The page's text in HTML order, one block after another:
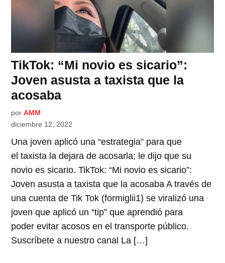
TikTok: “Mi novio es sicario”:
Joven asusta a taxista que la
acosaba
por AMM
diciembre 12, 2022
Una joven aplicó una “estrategia” para que
el taxista la dejara de acosarla; le dijo que su
novio es sicario. TikTok: “Mi novio es sicario”:
Joven asusta a taxista que la acosaba A través de
una cuenta de Tik Tok (formiglii1) se viralizó una
joven que aplicó un “tip” que aprendió para
poder evitar acosos en el transporte público.
Suscríbete a nuestro canal La […]